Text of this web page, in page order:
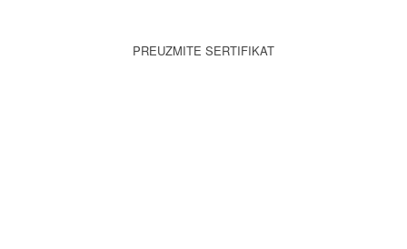
PREUZMITE SERTIFIKAT